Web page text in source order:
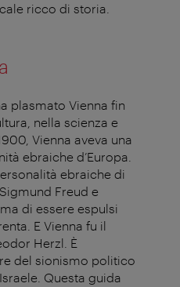
ricco di storia.
plasmato Vienna fin
nella scienza e
Vienna aveva una
ebraiche d’Europa.
ebraiche di
Freud e
di essere espulsi
E Vienna fu il
Herzl. È
del sionismo politico
Questa guida